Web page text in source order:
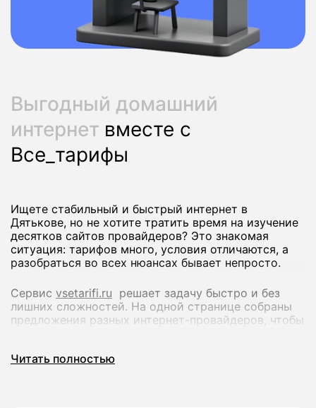
Выгодный домашний
интернет вместе с
Все_тарифы
Ищете стабильный и быстрый интернет в
Дятькове, но не хотите тратить время на изучение
десятков сайтов провайдеров? Это знакомая
ситуация: тарифов много, условия отличаются, а
разобраться во всех нюансах бывает непросто.
Сервис vsetarifi.ru решает задачу быстро и без
лишних сложностей. На одной странице собраны
предложения разных интернет-провайдеров, чтобы
Читать полностью